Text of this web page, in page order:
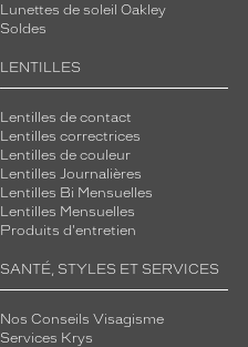
Lunettes de soleil Oakley
Soldes
LENTILLES
Lentilles de contact
Lentilles correctrices
Lentilles de couleur
Lentilles Journalières
Lentilles Bi Mensuelles
Lentilles Mensuelles
Produits d'entretien
SANTÉ, STYLES ET SERVICES
Nos Conseils Visagisme
Services Krys